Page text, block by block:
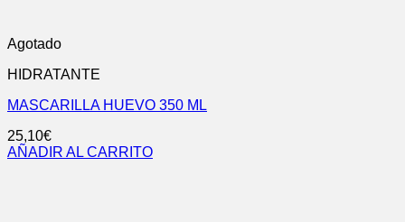
Agotado
HIDRATANTE
MASCARILLA HUEVO 350 ML
25,10€
AÑADIR AL CARRITO